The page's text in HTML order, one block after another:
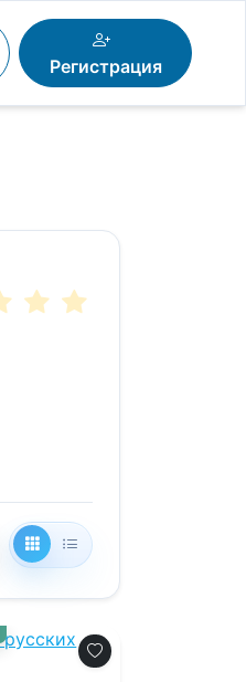
Регистрация